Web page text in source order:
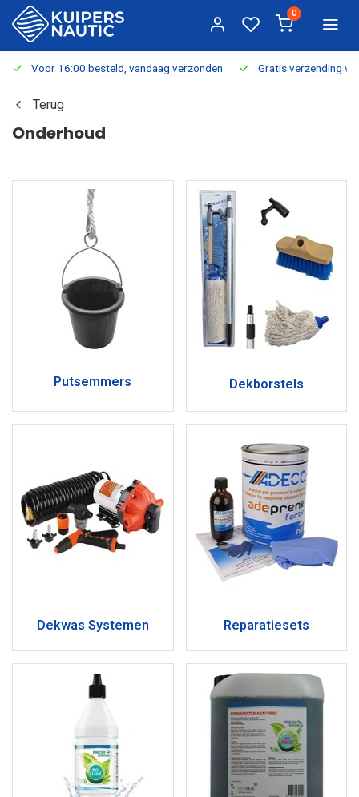
0
Voor 16:00 besteld, vandaag verzonden Gratis verzending
Terug
Onderhoud
Putsemmers Dekborstels
Dekwas Systemen Reparatiesets